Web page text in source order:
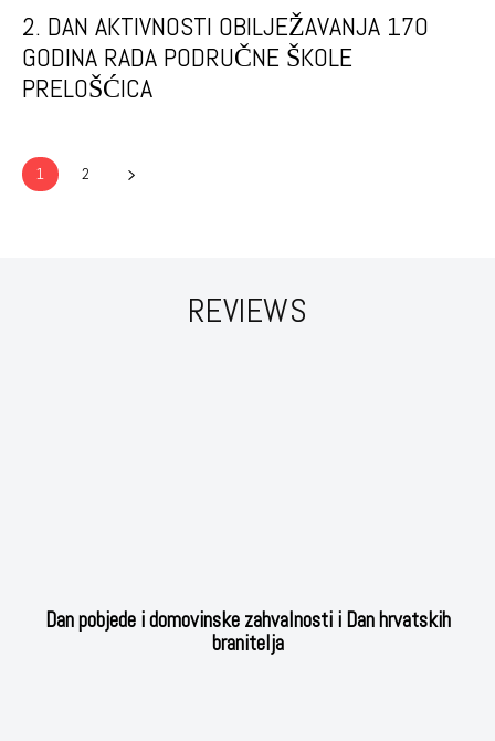
2. DAN AKTIVNOSTI OBILJEŽAVANJA 170
GODINA RADA PODRUČNE ŠKOLE
PRELOŠĆICA
1 2
REVIEWS
Dan pobjede i domovinske zahvalnosti i Dan hrvatskih
branitelja